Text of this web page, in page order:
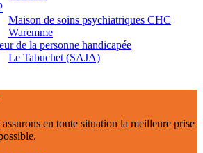
Maison de soins psychiatriques CHC
Waremme
de la personne handicapée
Le Tabuchet (SAJA)
en toute situation la meilleure prise